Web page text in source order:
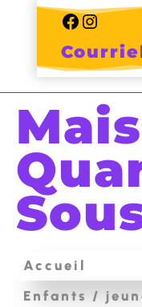
Facebook
Accueil
Enfants /